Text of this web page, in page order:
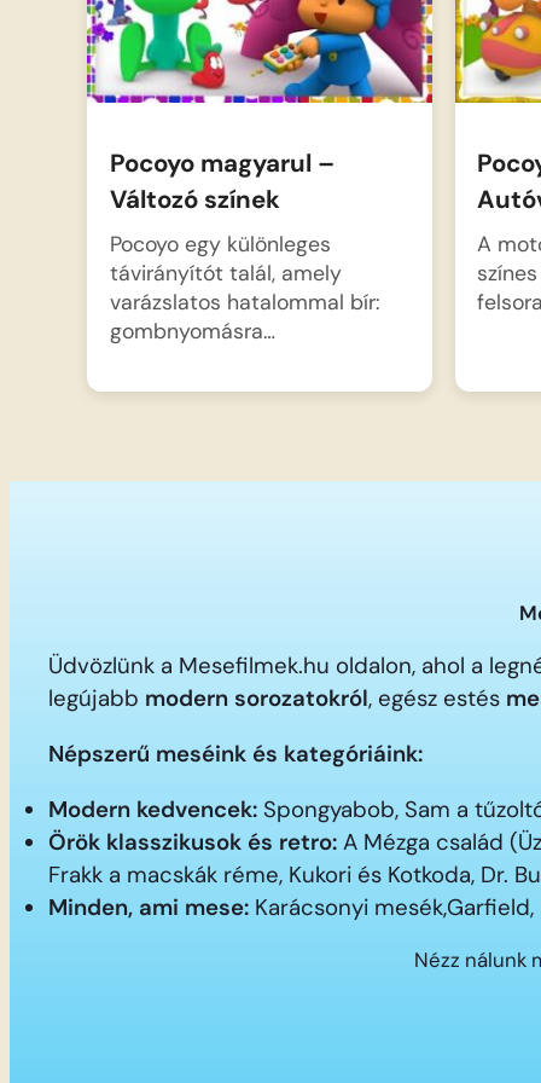
Pocoyo magyarul –
Változó színek
Pocoyo egy különleges
távirányítót talál, amely
varázslatos hatalommal bír:
gombnyomásra…
A
Üdvözlünk a Mesefilmek.hu oldalon, ahol a
legújabb modern sorozatokról, egész estés
Népszerű meséink és kategóriáink:
Modern kedvencek: Spongyabob, Sam a
Örök klasszikusok és retro: A Mézga család
Frakk a macskák réme, Kukori és Kotkoda, Dr.
Minden, ami mese: Karácsonyi
Nézz nálunk